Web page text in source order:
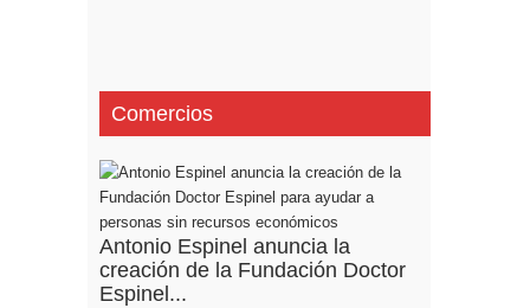
Comercios
Antonio Espinel anuncia la
creación de la Fundación Doctor
Espinel...